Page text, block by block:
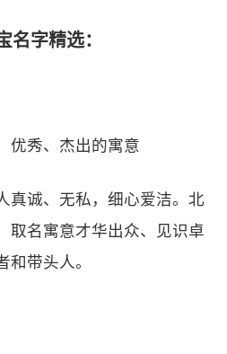
名字精选：
优秀、杰出的寓意
真诚、无私，细心爱洁。北
取名寓意才华出众、见识卓
带头人。